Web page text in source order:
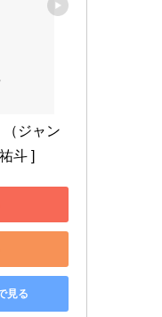
ジャン
斗 ]
見る